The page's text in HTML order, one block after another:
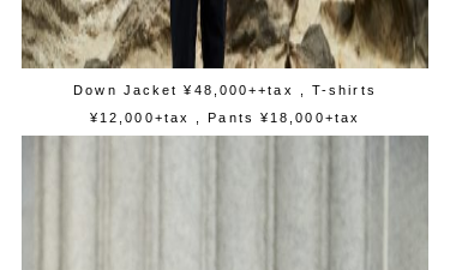
Down Jacket ¥48,000++tax
, T-shirts
¥12,000+tax , Pants ¥18,000+tax